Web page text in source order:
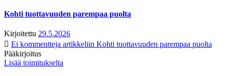
Kohti tuottavuuden parempaa puolta
Kirjoitettu 29.5.2026
Ei kommentteja artikkeliin Kohti tuottavuuden parempaa puolta
Pääkirjoitus
Lisää toimitukselta